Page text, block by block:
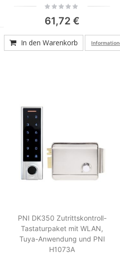
Rating:
61,72 €
In den Warenkorb
PNI DK350 Zutrittskontroll-
Tastaturpaket mit WLAN,
Tuya-Anwendung und PNI
H1073A